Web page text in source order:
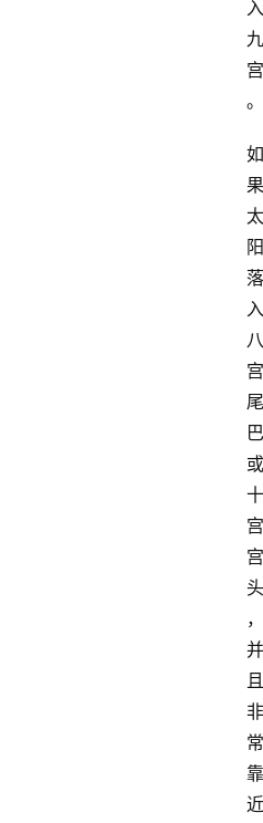
入
九
宫
。
如
果
太
阳
落
入
八
宫
尾
巴
或
十
宫
宫
头
，
并
且
非
常
靠
近